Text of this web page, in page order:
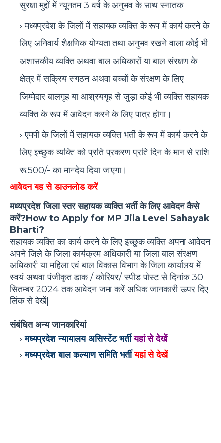
सुरक्षा मुद्दों में न्यूनतम 3 वर्ष के अनुभव के साथ स्नातक
मध्यप्रदेश के जिलों में सहायक व्यक्ति के रूप में कार्य करने के
लिए अनिवार्य शैक्षणिक योग्यता तथा अनुभव रखने वाला कोई भी
अशासकीय व्यक्ति अथवा बाल अधिकारों या बाल संरक्षण के
क्षेत्र में सक्रिय संगठन अथवा बच्चों के संरक्षण के लिए
जिम्मेदार बालगृह या आश्रयगृह से जुड़ा कोई भी व्यक्ति सहायक
व्यक्ति के रूप में आवेदन करने के लिए पात्र होगा।
एमपी के जिलों में सहायक व्यक्ति भर्ती के रूप में कार्य करने के
लिए इच्छुक व्यक्ति को प्रति प्रकरण प्रति दिन के मान से राशि
रू.500/- का मानदेय दिया जाएगा।
आवेदन यह से डाउनलोड करें
मध्यप्रदेश जिला स्तर सहायक व्यक्ति भर्ती के लिए आवेदन कैसे
करें?How to Apply for MP Jila Level Sahayak
Bharti?
सहायक व्यक्ति का कार्य करने के लिए इच्छुक व्यक्ति अपना आवेदन
अपने जिले के जिला कार्यक्रम अधिकारी या जिला बाल संरक्षण
अधिकारी या महिला एवं बाल विकास विभाग के जिला कार्यालय में
स्वयं अथवा पंजीकृत डाक / कोरियर/ स्पीड पोस्ट से दिनांक 30
सितम्बर 2024 तक आवेदन जमा करें अधिक जानकारी ऊपर दिए
लिंक से देखें|
संबंधित अन्य जानकारियां
मध्यप्रदेश न्यायालय असिस्टेंट भर्तीयहां से देखें
मध्यप्रदेश बाल कल्याण समिति भर्तीयहां से देखें